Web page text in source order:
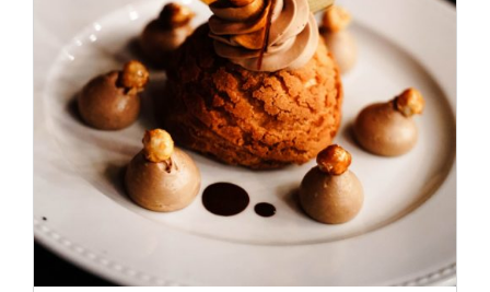
ADD TO CART / DETALLES